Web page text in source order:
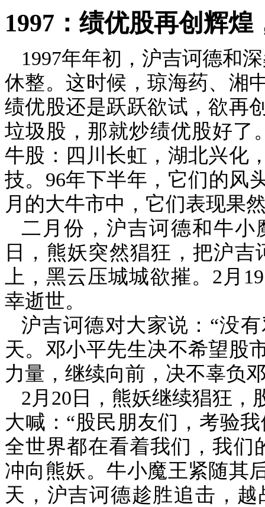
1997 ：绩优股再创辉
1997年年初，沪吉诃德和
休整。这时候，琼海药、湘
绩优股还是跃跃欲试，欲再
垃圾股，那就炒绩优股好了
牛股：四川长虹，湖北兴化
技。 96年下半年，它们的风
月的大牛市中，它们表现果
二月份，沪吉诃德和牛
日，熊妖突然猖狂，把沪吉
上，黑云压城城欲摧。 2 月 19
幸逝世。
沪吉诃德对大家说：“没
天。邓小平先生决不希望股
力量，继续向前，决不辜负
2月 20 日，熊妖继续猖狂，
大喊：“股民朋友们，考验
全世界都在看着我们，我们
冲向熊妖。牛小魔王紧随其
天，沪吉诃德趁胜追击，